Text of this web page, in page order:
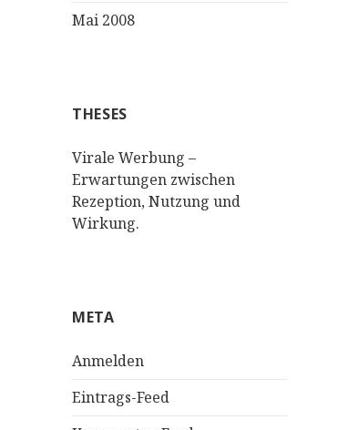
Mai 2008
THESES
Virale Werbung –
Erwartungen zwischen
Rezeption, Nutzung und
Wirkung.
META
Anmelden
Eintrags-Feed